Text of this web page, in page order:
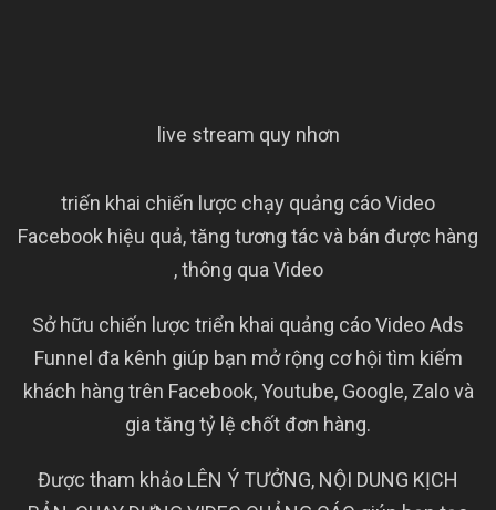
live stream quy nhơn
triến khai chiến lược chạy quảng cáo Video
Facebook hiệu quả, tăng tương tác và bán được hàng
, thông qua Video
Sở hữu chiến lược triển khai quảng cáo Video Ads
Funnel đa kênh giúp bạn mở rộng cơ hội tìm kiếm
khách hàng trên Facebook, Youtube, Google, Zalo và
gia tăng tỷ lệ chốt đơn hàng.
Được tham khảo LÊN Ý TƯỞNG, NỘI DUNG KỊCH